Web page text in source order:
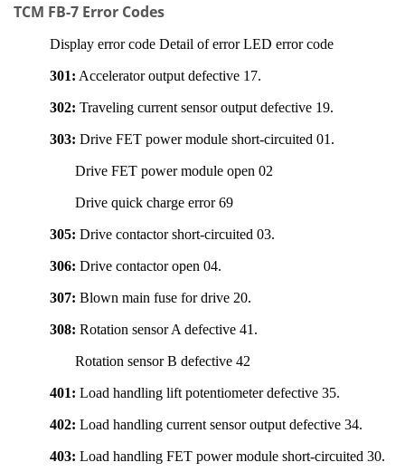
TCM FB-7 Error Codes
Display error code Detail of error LED error code
301: Accelerator output defective 17.
302: Traveling current sensor output defective 19.
303: Drive FET power module short-circuited 01.
Drive FET power module open 02
Drive quick charge error 69
305: Drive contactor short-circuited 03.
306: Drive contactor open 04.
307: Blown main fuse for drive 20.
308: Rotation sensor A defective 41.
Rotation sensor B defective 42
401: Load handling lift potentiometer defective 35.
402: Load handling current sensor output defective 34.
403: Load handling FET power module short-circuited 30.